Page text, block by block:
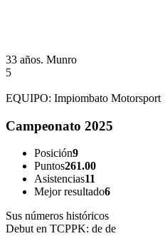
33 años. Munro
5
EQUIPO: Impiombato Motorsport
Campeonato 2025
Posición9
Puntos261.00
Asistencias11
Mejor resultado6
Sus números históricos
Debut en TCPPK: de de